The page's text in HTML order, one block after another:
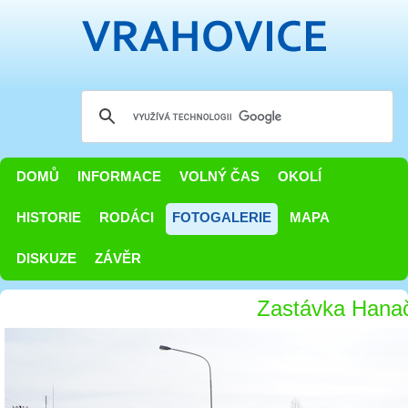
DOMŮ INFORMACE VOLNÝ ČAS OKOLÍ
HISTORIE RODÁCI FOTOGALERIE MAPA
DISKUZE ZÁVĚR
Zastávka